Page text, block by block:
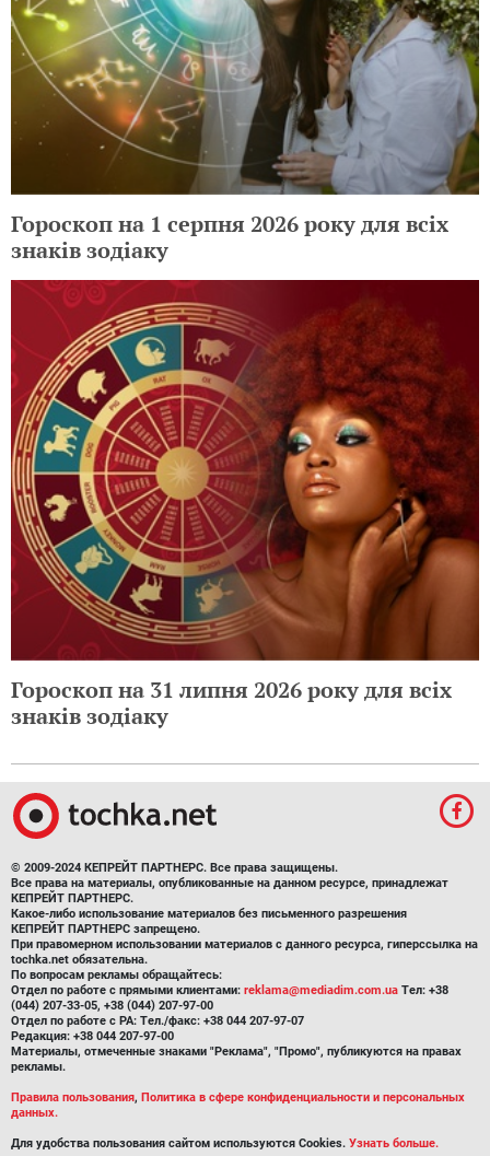
Гороскоп на 1 серпня 2026 року для всіх
знаків зодіаку
Гороскоп на 31 липня 2026 року для всіх
знаків зодіаку
© 2009-2024 КЕПРЕЙТ ПАРТНЕРС. Все права защищены.
Все права на материалы, опубликованные на данном ресурсе, принадлежат
КЕПРЕЙТ ПАРТНЕРС.
Какое-либо использование материалов без письменного разрешения
КЕПРЕЙТ ПАРТНЕРС запрещено.
При правомерном использовании материалов с данного ресурса, гиперссылка на
tochka.net обязательна.
По вопросам рекламы обращайтесь:
Отдел по работе с прямыми клиентами: reklama@mediadim.com.ua Тел: +38
(044) 207-33-05, +38 (044) 207-97-00
Отдел по работе с РА: Тел./факс: +38 044 207-97-07
Редакция: +38 044 207-97-00
Материалы, отмеченные знаками "Реклама", "Промо", публикуются на правах
рекламы.
Правила пользования, Политика в сфере конфиденциальности и персональных
данных.
Для удобства пользования сайтом используются Cookies. Узнать больше.